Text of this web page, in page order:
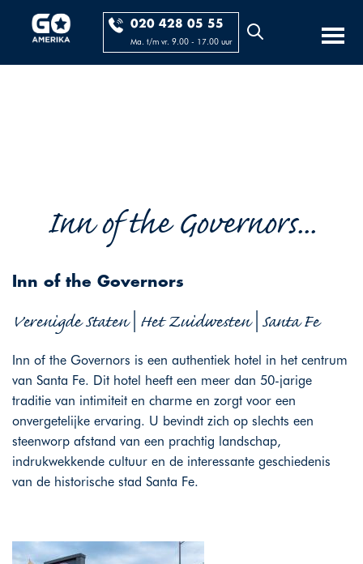
020 428 05 55
Ma. t/m vr. 9.00 - 17.00 uur
Inn of the Governors...
Inn of the Governors
Verenigde Staten | Het Zuidwesten | Santa Fe
Inn of the Governors is een authentiek hotel in het centrum
van Santa Fe. Dit hotel heeft een meer dan 50-jarige
traditie van intimiteit en charme en zorgt voor een
onvergetelijke ervaring. U bevindt zich op slechts een
steenworp afstand van een prachtig landschap,
indrukwekkende cultuur en de interessante geschiedenis
van de historische stad Santa Fe.